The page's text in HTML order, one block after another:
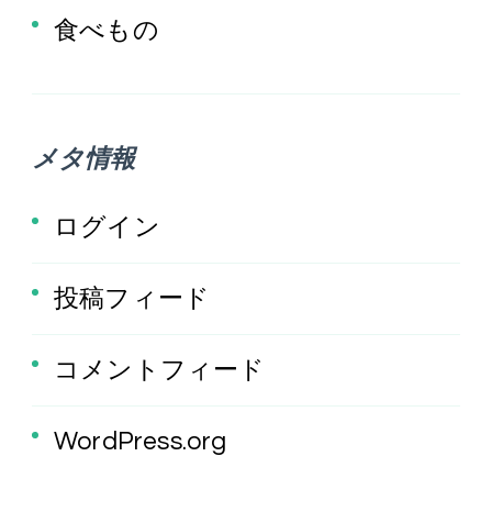
食べもの
メタ情報
ログイン
投稿フィード
コメントフィード
WordPress.org